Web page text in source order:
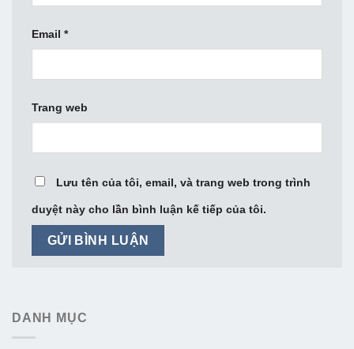
Email *
Trang web
Lưu tên của tôi, email, và trang web trong trình
duyệt này cho lần bình luận kế tiếp của tôi.
DANH MỤC